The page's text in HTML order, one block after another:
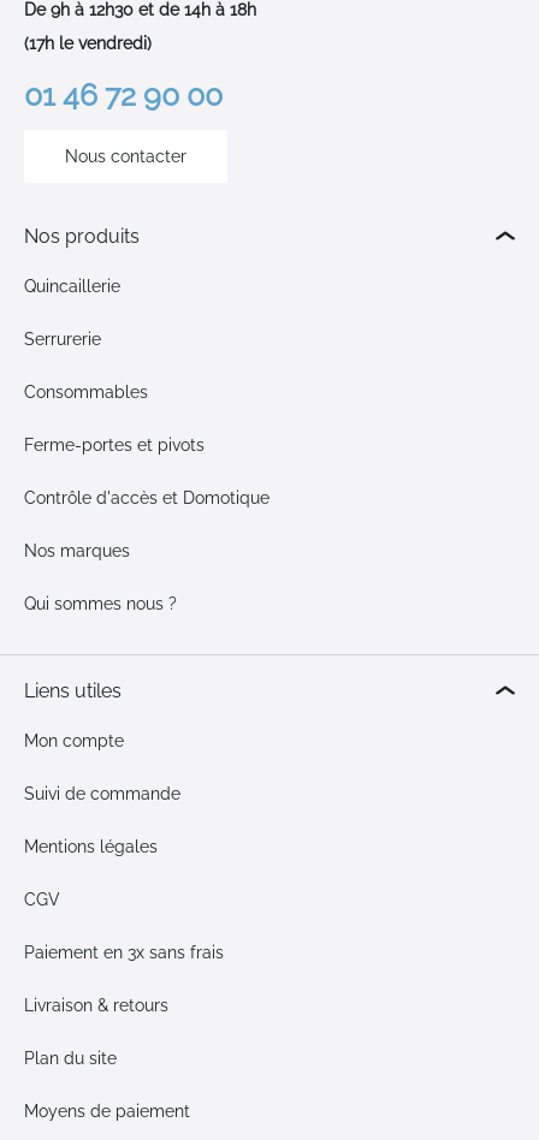
De 9h à 12h30 et de 14h à 18h
(17h le vendredi)
01 46 72 90 00
Nous contacter
Nos produits
Quincaillerie
Serrurerie
Consommables
Ferme-portes et pivots
Contrôle d'accès et Domotique
Nos marques
Qui sommes nous ?
Liens utiles
Mon compte
Suivi de commande
Mentions légales
CGV
Paiement en 3x sans frais
Livraison & retours
Plan du site
Moyens de paiement